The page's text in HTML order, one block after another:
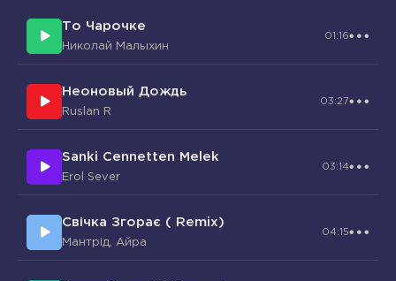
То Чарочке
Николай Малыхин
01:16
Неоновый Дождь
Ruslan R
03:27
Sanki Cennetten Melek
Erol Sever
03:14
Свічка Згорає ( Remix)
Мантрід, Айра
04:15